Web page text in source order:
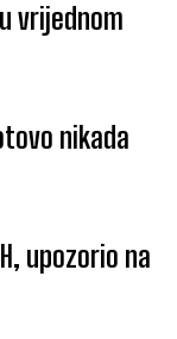
vrijednom
nikada
upozorio na